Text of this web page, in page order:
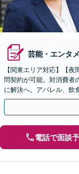
芸能・エンタ
【関東エリア対応】【
問契約が可能。対消費者
に解決へ。アパレル、飲
の法的基盤を強固にサポ
電話で面談